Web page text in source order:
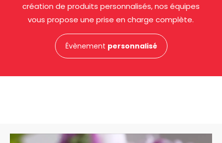
création de produits personnalisés, nos équipes
vous propose une prise en charge complète.
Évènement personnalisé